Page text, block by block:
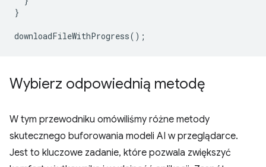
}
downloadFileWithProgress();
Wybierz odpowiednią metodę
W tym przewodniku omówiliśmy różne metody
skutecznego buforowania modeli AI w przeglądarce.
Jest to kluczowe zadanie, które pozwala zwiększyć